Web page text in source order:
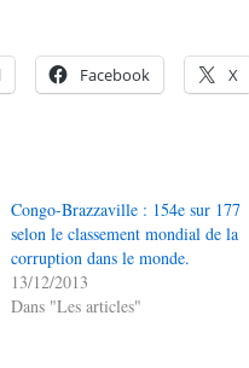
Facebook X
Congo-Brazzaville : 154e sur 177
selon le classement mondial de la
corruption dans le monde.
13/12/2013
Dans "Les articles"